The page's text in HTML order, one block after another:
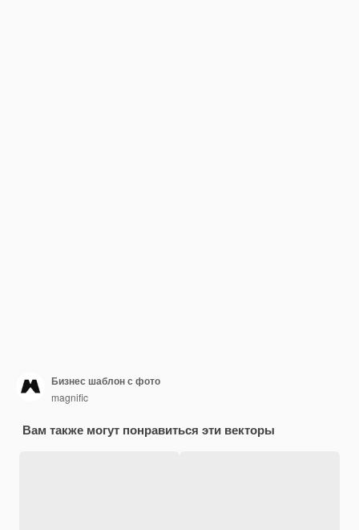
Бизнес шаблон с фото
magnific
Вам также могут понравиться эти векторы